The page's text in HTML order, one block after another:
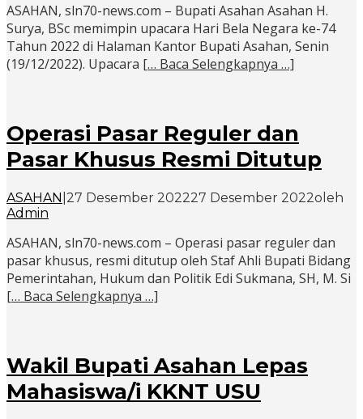
ASAHAN, sln70-news.com – Bupati Asahan Asahan H.
Surya, BSc memimpin upacara Hari Bela Negara ke-74
Tahun 2022 di Halaman Kantor Bupati Asahan, Senin
(19/12/2022). Upacara [… Baca Selengkapnya …]
Operasi Pasar Reguler dan
Pasar Khusus Resmi Ditutup
ASAHAN 27 Desember 202227 Desember 2022oleh
Admin
ASAHAN, sln70-news.com – Operasi pasar reguler dan
pasar khusus, resmi ditutup oleh Staf Ahli Bupati Bidang
Pemerintahan, Hukum dan Politik Edi Sukmana, SH, M. Si
[… Baca Selengkapnya …]
Wakil Bupati Asahan Lepas
Mahasiswa/i KKNT USU